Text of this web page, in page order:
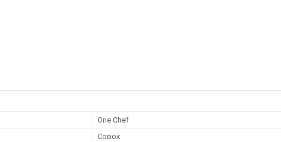
One Chef
Совок